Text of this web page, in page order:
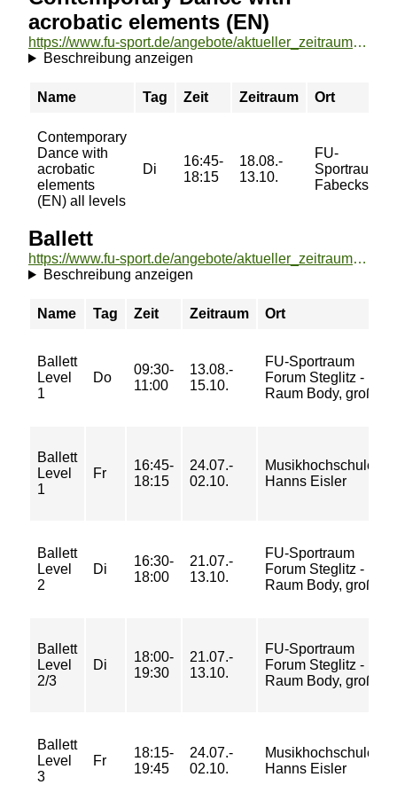
acrobatic elements (EN)
https://www.fu-sport.de/angebote/aktueller_zeitraum/_Contemporary_Dance_with_acrobatic_elements__EN_.html
Beschreibung anzeigen
Name Tag Zeit Zeitraum Ort
Contemporary
Dance with
acrobatic
elements
(EN) all levels
Di
16:45-
18:15
18.08.-
13.10.
FU-
Sportraum
Ballett
https://www.fu-sport.de/angebote/aktueller_zeitraum/_Ballett.html
Beschreibung anzeigen
Name Tag Zeit Zeitraum Ort
Ballett
Level
1
Do
09:30-
11:00
13.08.-
15.10.
FU-Sportraum
Forum Steglitz -
Raum Body, groß
Ballett
Level
1
Fr
16:45-
18:15
24.07.-
02.10.
Musikhochschule
Hanns Eisler
Ballett
Level
2
Di
16:30-
18:00
21.07.-
13.10.
FU-Sportraum
Forum Steglitz -
Raum Body, groß
Ballett
Level
2/3
Di
18:00-
19:30
21.07.-
13.10.
FU-Sportraum
Forum Steglitz -
Raum Body, groß
Ballett
Level
3
Fr
18:15-
19:45
24.07.-
02.10.
Musikhochschule
Hanns Eisler